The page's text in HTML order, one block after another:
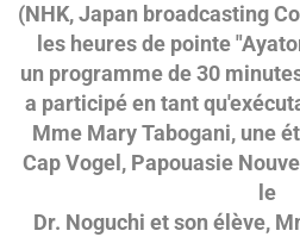
(NHK, Japan broadcasting
les heures de pointe
un programme de 30
a participé en tant
Mme Mary Tabogani, une
Cap Vogel, Papouasie
le
Dr. Noguchi et son élève,